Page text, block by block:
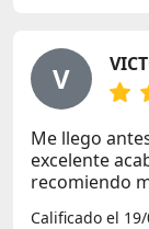
V
Me llego
excelente
recomiendo
Calificado el